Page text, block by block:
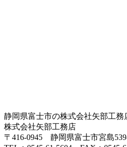
静岡県富士市の株式会社矢部工
株式会社矢部工務店
〒416-0945 静岡県富士市宮島